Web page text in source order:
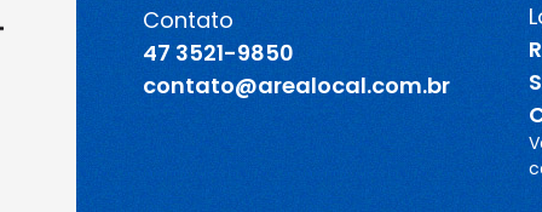
Contato
47 3521-9850
contato@arealocal.com.br